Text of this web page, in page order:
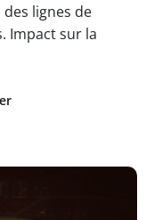
lignes de
Impact sur la